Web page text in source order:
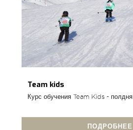
Team kids
Курс обучения Team Kids - полдня
ПОДРОБНЕЕ